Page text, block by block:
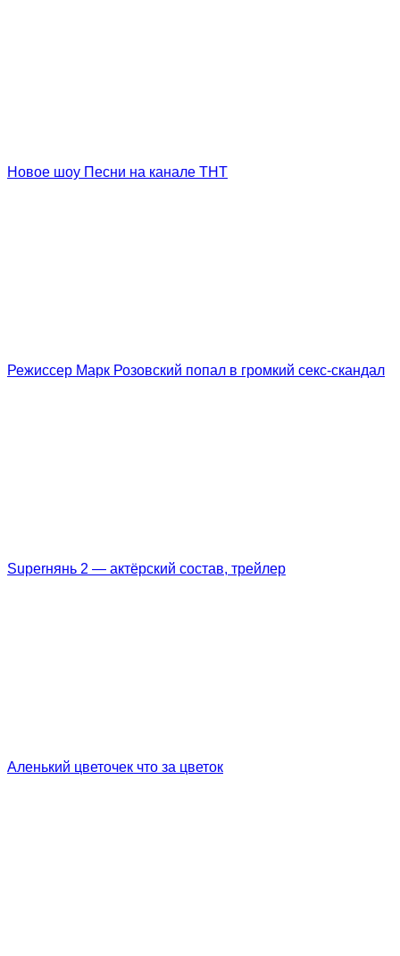
Новое шоу Песни на канале ТНТ
Режиссер Марк Розовский попал в громкий секс-скандал
Superнянь 2 — актёрский состав, трейлер
Аленький цветочек что за цветок